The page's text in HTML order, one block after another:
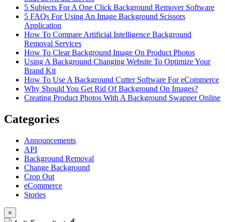
5 Subjects For A One Click Background Remover Software
5 FAQs For Using An Image Background Scissors
Application
How To Compare Artificial Intelligence Background
Removal Services
How To Clear Background Image On Product Photos
Using A Background Changing Website To Optimize Your
Brand Kit
How To Use A Background Cutter Software For eCommerce
Why Should You Get Rid Of Background On Images?
Creating Product Photos With A Background Swapper Online
Categories
Announcements
API
Background Removal
Change Background
Crop Out
eCommerce
Stories
×